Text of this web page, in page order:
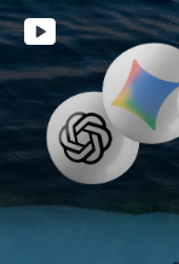
하는 AI의 시대가 열
다. 늘 재밌고 쉽게 AI
6에서 주목해봐야 하